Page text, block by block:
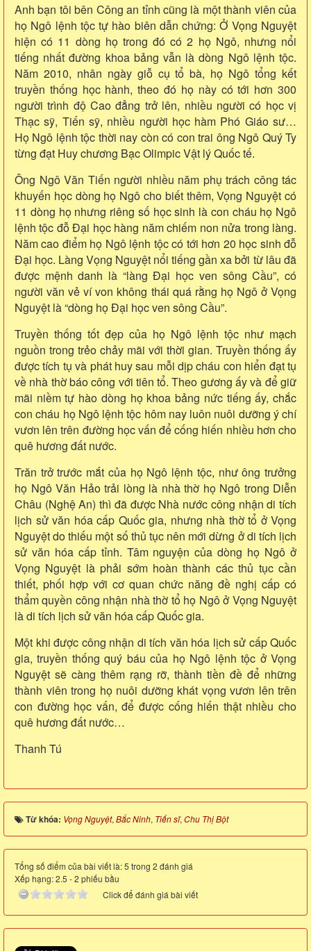
Anh bạn tôi bên Công an tỉnh cũng là một thành viên của
họ Ngô lệnh tộc tự hào biên dẫn chứng: Ở Vọng Nguyệt
hiện có 11 dòng họ trong đó có 2 họ Ngô, nhưng nổi
tiếng nhất đường khoa bảng vẫn là dòng Ngô lệnh tộc.
Năm 2010, nhân ngày giỗ cụ tổ bà, họ Ngô tổng kết
truyền thống học hành, theo đó họ này có tới hơn 300
người trình độ Cao đẳng trở lên, nhiều người có học vị
Thạc sỹ, Tiến sỹ, nhiều người học hàm Phó Giáo sư…
Họ Ngô lệnh tộc thời nay còn có con trai ông Ngô Quý Ty
từng đạt Huy chương Bạc Olimpic Vật lý Quốc tế.
Ông Ngô Văn Tiến người nhiều năm phụ trách công tác
khuyến học dòng họ Ngô cho biết thêm, Vọng Nguyệt có
11 dòng họ nhưng riêng số học sinh là con cháu họ Ngô
lệnh tộc đỗ Đại học hàng năm chiếm non nửa trong làng.
Năm cao điểm họ Ngô lệnh tộc có tới hơn 20 học sinh đỗ
Đại học. Làng Vọng Nguyệt nổi tiếng gần xa bởi từ lâu đã
được mệnh danh là “làng Đại học ven sông Cầu”, có
người văn vẻ ví von không thái quá rằng họ Ngô ở Vọng
Nguyệt là “dòng họ Đại học ven sông Cầu”.
Truyền thống tốt đẹp của họ Ngô lệnh tộc như mạch
nguồn trong trẻo chảy mãi với thời gian. Truyền thống ấy
được tích tụ và phát huy sau mỗi dịp cháu con hiển đạt tụ
về nhà thờ báo công với tiên tổ. Theo gương ấy và để giữ
mãi niềm tự hào dòng họ khoa bảng nức tiếng ấy, chắc
con cháu họ Ngô lệnh tộc hôm nay luôn nuôi dưỡng ý chí
vươn lên trên đường học vấn để cống hiến nhiều hơn cho
quê hương đất nước.
Trăn trở trước mắt của họ Ngô lệnh tộc, như ông trưởng
họ Ngô Văn Hảo trải lòng là nhà thờ họ Ngô trong Diễn
Châu (Nghệ An) thì đã được Nhà nước công nhận di tích
lịch sử văn hóa cấp Quốc gia, nhưng nhà thờ tổ ở Vọng
Nguyệt do thiếu một số thủ tục nên mới dừng ở di tích lịch
sử văn hóa cấp tỉnh. Tâm nguyện của dòng họ Ngô ở
Vọng Nguyệt là phải sớm hoàn thành các thủ tục cần
thiết, phối hợp với cơ quan chức năng đề nghị cấp có
thẩm quyền công nhận nhà thờ tổ họ Ngô ở Vọng Nguyệt
là di tích lịch sử văn hóa cấp Quốc gia.
Một khi được công nhận di tích văn hóa lịch sử cấp Quốc
gia, truyền thống quý báu của họ Ngô lệnh tộc ở Vọng
Nguyệt sẽ càng thêm rạng rỡ, thành tiền đề để những
thành viên trong họ nuôi dưỡng khát vọng vươn lên trên
con đường học vấn, để được cống hiến thật nhiều cho
quê hương đất nước…
Thanh Tú
Từ khóa: Vọng Nguyệt, Bắc Ninh, Tiến sĩ, Chu Thị Bột
Tổng số điểm của bài viết là: 5 trong 2 đánh giá
Xếp hạng:2.5 -2 phiếu bầu
Click để đánh giá bài viết